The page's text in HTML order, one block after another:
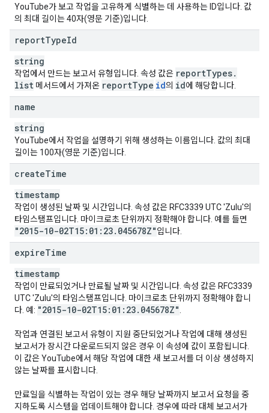
YouTube가 보고 작업을 고유하게 식별하는 데 사용하는 ID입니다. 값
의 최대 길이는 40자(영문 기준)입니다.
reportTypeId
string
작업에서 만드는 보고서 유형입니다. 속성 값은 reportTypes.
list 메서드에서 가져온 reportType id의 id에 해당합니다.
name
string
YouTube에서 작업을 설명하기 위해 생성하는 이름입니다. 값의 최대
길이는 100자(영문 기준)입니다.
createTime
timestamp
작업이 생성된 날짜 및 시간입니다. 속성 값은 RFC3339 UTC 'Zulu'의
타임스탬프입니다. 마이크로초 단위까지 정확해야 합니다. 예를 들면
"2015-10-02T15:01:23. 045678Z"입니다.
expireTime
timestamp
작업이 만료되었거나 만료될 날짜 및 시간입니다. 속성 값은 RFC3339
UTC 'Zulu'의 타임스탬프입니다. 마이크로초 단위까지 정확해야 합니
다. 예: "2015-10-02T15:01:23. 045678Z"
작업과 연결된 보고서 유형이 지원 중단되었거나 작업에 대해 생성된
보고서가 장시간 다운로드되지 않은 경우 이 속성에 값이 포함됩니다.
이 값은 YouTube에서 해당 작업에 대한 새 보고서를 더 이상 생성하지
않는 날짜를 표시합니다.
만료일을 식별하는 작업이 있는 경우 해당 날짜까지 보고서 요청을 중
지하도록 시스템을 업데이트해야 합니다. 경우에 따라 대체 보고서가